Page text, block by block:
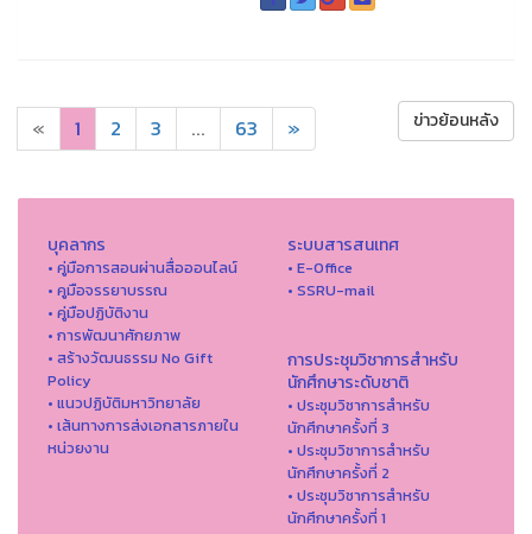
« 1 2 3 ... 63 » ข่าวย้อนหลัง
บุคลากร
• คู่มือการสอนผ่านสื่อออนไลน์
• คูมือจรรยาบรรณ
• คู่มือปฏิบัติงาน
• การพัฒนาศักยภาพ
• สร้างวัฒนธรรม No Gift
Policy
• แนวปฏิบัติมหาวิทยาลัย
• เส้นทางการส่งเอกสารภายใน
หน่วยงาน
ระบบสารสนเทศ
• E-Office
• SSRU-mail
การประชุมวิชาการสำหรับ
นักศึกษาระดับชาติ
• ประชุมวิชาการสำหรับ
นักศึกษาครั้งที่ 3
• ประชุมวิชาการสำหรับ
นักศึกษาครั้งที่ 2
• ประชุมวิชาการสำหรับ
นักศึกษาครั้งที่ 1